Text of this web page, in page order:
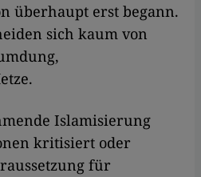
überhaupt erst begann.
sich kaum von
Islamisierung
kritisiert oder
für